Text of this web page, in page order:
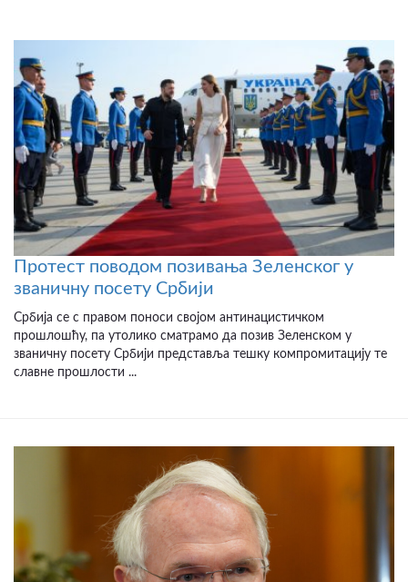
Протест поводом позивања Зеленског у
званичну посету Србији
Србија се с правом поноси својом антинацистичком
прошлошћу, па утолико сматрамо да позив Зеленском у
званичну посету Србији представља тешку компромитацију те
славне прошлости ...